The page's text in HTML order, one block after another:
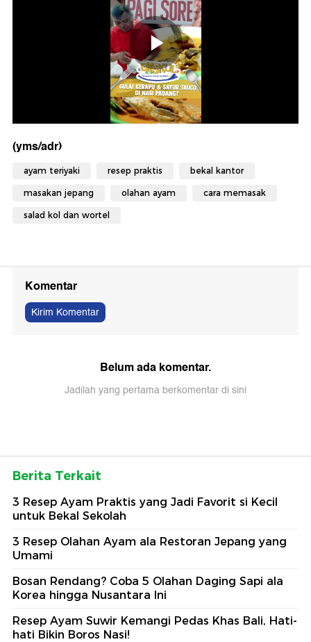
(yms/adr)
ayam teriyaki resep praktis bekal kantor
masakan jepang olahan ayam cara memasak
salad kol dan wortel
Komentar
Kirim Komentar
Belum ada komentar.
Jadilah yang pertama berkomentar di sini
Berita Terkait
3 Resep Ayam Praktis yang Jadi Favorit si Kecil
untuk Bekal Sekolah
3 Resep Olahan Ayam ala Restoran Jepang yang
Umami
Bosan Rendang? Coba 5 Olahan Daging Sapi ala
Korea hingga Nusantara Ini
Resep Ayam Suwir Kemangi Pedas Khas Bali, Hati-
hati Bikin Boros Nasi!